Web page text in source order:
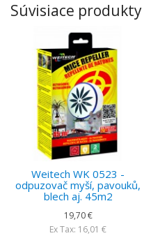
Súvisiace produkty
Weitech WK 0523 -
odpuzovač myší, pavouků,
blech aj. 45m2
19,70 €
Ex Tax: 16,01 €